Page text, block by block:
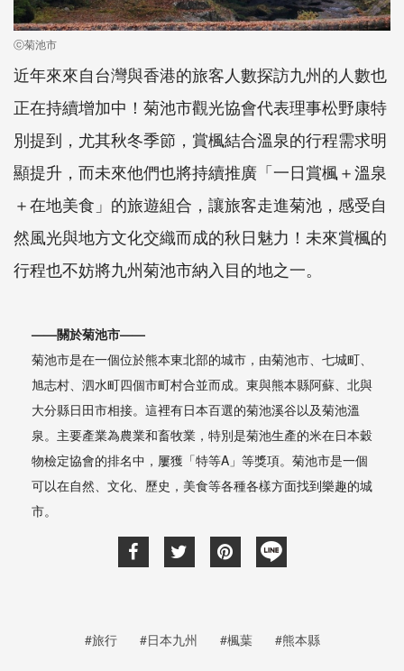
ⓒ菊池市
近年來來自台灣與香港的旅客人數探訪九州的人數也
正在持續增加中！菊池市觀光協會代表理事松野康特
別提到，尤其秋冬季節，賞楓結合溫泉的行程需求明
顯提升，而未來他們也將持續推廣「一日賞楓＋溫泉
＋在地美食」的旅遊組合，讓旅客走進菊池，感受自
然風光與地方文化交織而成的秋日魅力！未來賞楓的
行程也不妨將九州菊池市納入目的地之一。
——關於菊池市——
菊池市是在一個位於熊本東北部的城市，由菊池市、七城町、
旭志村、泗水町四個市町村合並而成。東與熊本縣阿蘇、北與
大分縣日田市相接。這裡有日本百選的菊池溪谷以及菊池溫
泉。主要產業為農業和畜牧業，特別是菊池生產的米在日本穀
物檢定協會的排名中，屢獲「特等A」等獎項。菊池市是一個
可以在自然、文化、歷史，美食等各種各樣方面找到樂趣的城
市。
#旅行 #日本九州 #楓葉 #熊本縣